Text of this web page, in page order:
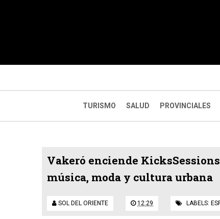
TURISMO SALUD PROVINCIALES
Vakeró enciende
música, moda y cultura urbana
SOL DEL ORIENTE 12:29 LABELS: